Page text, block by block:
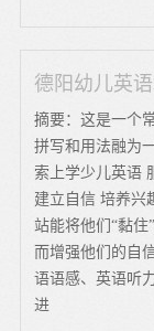
德阳幼儿英语
摘要：这是一个
拼写和用法融为
索上学少儿英语
建立自信 培养兴
站能将他们“黏
而增强他们的自
语语感、英语听
进